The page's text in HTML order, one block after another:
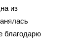
из
благодарю